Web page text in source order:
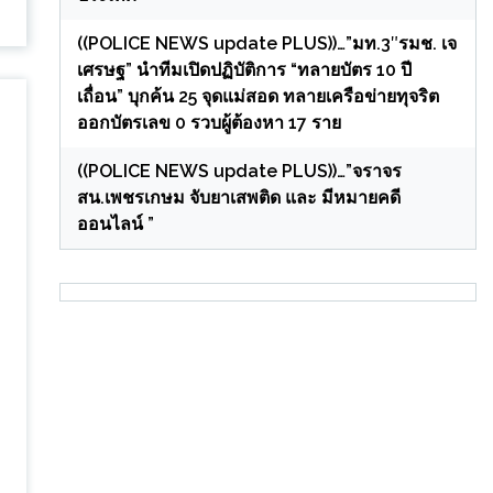
((POLICE NEWS update PLUS))…”มท.3″รมช. เจ
เศรษฐ” นำทีมเปิดปฏิบัติการ “ทลายบัตร 10 ปี
เถื่อน” บุกค้น 25 จุดแม่สอด ทลายเครือข่ายทุจริต
ออกบัตรเลข 0 รวบผู้ต้องหา 17 ราย
((POLICE NEWS update PLUS))…”จราจร
สน.เพชรเกษม จับยาเสพติด และ มีหมายคดี
ออนไลน์ ”